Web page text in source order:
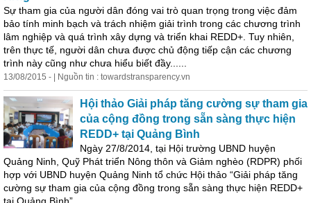
Sự tham gia của người dân đóng vai trò quan trọng trong việc đảm
bảo tính minh bạch và trách nhiệm giải trình trong các chương trình
lâm nghiệp và quá trình xây dựng và triển khai REDD+. Tuy nhiên,
trên thực tế, người dân chưa được chủ động tiếp cận các chương
trình này cũng như chưa hiểu biết đầy......
13/08/2015 - | Nguồn tin : towardstransparency.vn
Hội thảo Giải pháp tăng cường sự tham gia
của cộng đồng trong sẵn sàng thực hiện
REDD+ tại Quảng Bình
Ngày 27/8/2014, tại Hội trường UBND huyện
Quảng Ninh, Quỹ Phát triển Nông thôn và Giảm nghèo (RDPR) phối
hợp với UBND huyện Quảng Ninh tổ chức Hội thảo “Giải pháp tăng
cường sự tham gia của cộng đồng trong sẵn sàng thực hiện REDD+